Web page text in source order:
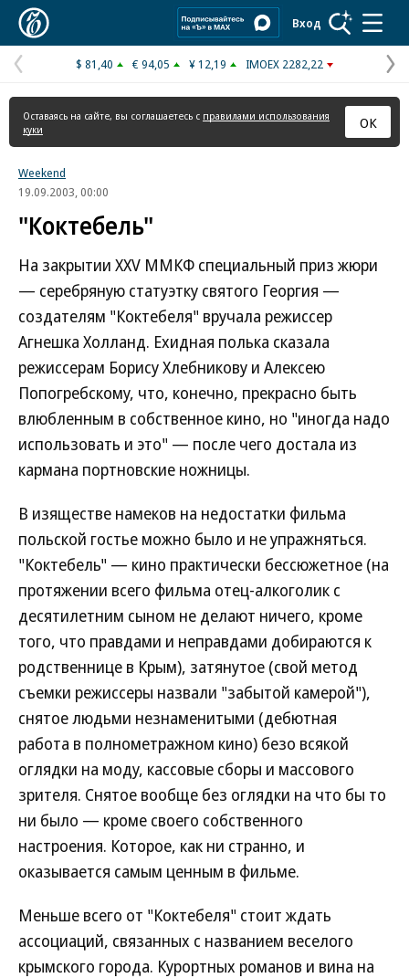
Вход
Предыдущая
страница
$ 81,40 € 94,05 ¥ 12,19 IMOEX 2282,22
Оставаясь на сайте, вы соглашаетесь с правилами использования
куки
ОК
Weekend
19.09.2003, 00:00
"Коктебель"
На закрытии XXV ММКФ специальный приз жюри
— серебряную статуэтку святого Георгия —
создателям "Коктебеля" вручала режиссер
Агнешка Холланд. Ехидная полька сказала
режиссерам Борису Хлебникову и Алексею
Попогребскому, что, конечно, прекрасно быть
влюбленным в собственное кино, но "иногда надо
использовать и это" — после чего достала из
кармана портновские ножницы.
В изяществе намеков на недостатки фильма
польской гостье можно было и не упражняться.
"Коктебель" — кино практически бессюжетное (на
протяжении всего фильма отец-алкоголик с
десятилетним сыном не делают ничего, кроме
того, что правдами и неправдами добираются к
родственнице в Крым), затянутое (свой метод
съемки режиссеры назвали "забытой камерой"),
снятое людьми незнаменитыми (дебютная
работа в полнометражном кино) безо всякой
оглядки на моду, кассовые сборы и массового
зрителя. Снятое вообще без оглядки на что бы то
ни было — кроме своего собственного
настроения. Которое, как ни странно, и
оказывается самым ценным в фильме.
Меньше всего от "Коктебеля" стоит ждать
ассоциаций, связанных с названием веселого
крымского города. Курортных романов и вина на